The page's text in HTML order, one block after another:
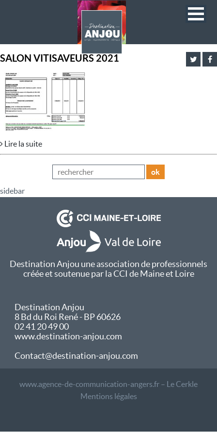
SALON VITISAVEURS 2021
Lire la suite
ok
sidebar
Destination Anjou une association de professionnels
créée et soutenue par la CCI de Maine et Loire
Destination Anjou
8 Bd du Roi René - BP 60626
02 41 20 49 00
www.destination-anjou.com
Contact@destination-anjou.com
www.agence-de-communication-angers.fr – Le Cerkle
Mentions légales